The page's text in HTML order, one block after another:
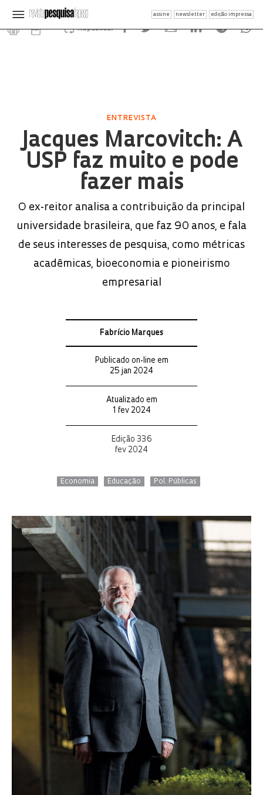
assine newsletter edição impressa
Republicar
ENTREVISTA
Jacques Marcovitch: A
USP faz muito e pode
fazer mais
O ex-reitor analisa a contribuição da principal
universidade brasileira, que faz 90 anos, e fala
de seus interesses de pesquisa, como métricas
acadêmicas, bioeconomia e pioneirismo
empresarial
Fabrício Marques
Publicado on-line em
25 jan 2024
Atualizado em
1 fev 2024
Edição 336
fev 2024
Economia Educação Pol. Públicas